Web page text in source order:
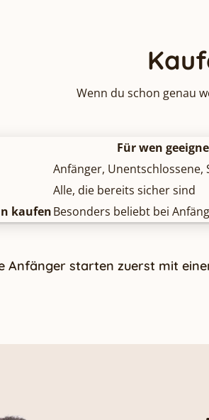
Wenn du schon genau
Für wen
Anfänger, Unentschlossene,
Alle, die bereits sicher sind
kaufenBesonders beliebt bei
Anfänger starten zuerst mit